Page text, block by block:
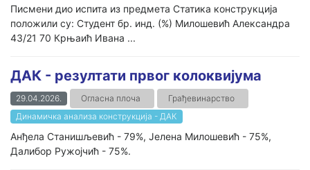
Писмени дио испита из предмета Статика конструкција
положили су: Студент бр. инд. (%) Милошевић Александра
43/21 70 Крњаић Ивана ...
ДАК - резултати првог колоквијума
29.04.2026. Огласна плоча
Грађевинарство
Динамичка анализа конструкција - ДАК
Анђела Станишљевић - 79%, Јелена Милошевић - 75%,
Далибор Ружојчић - 75%.